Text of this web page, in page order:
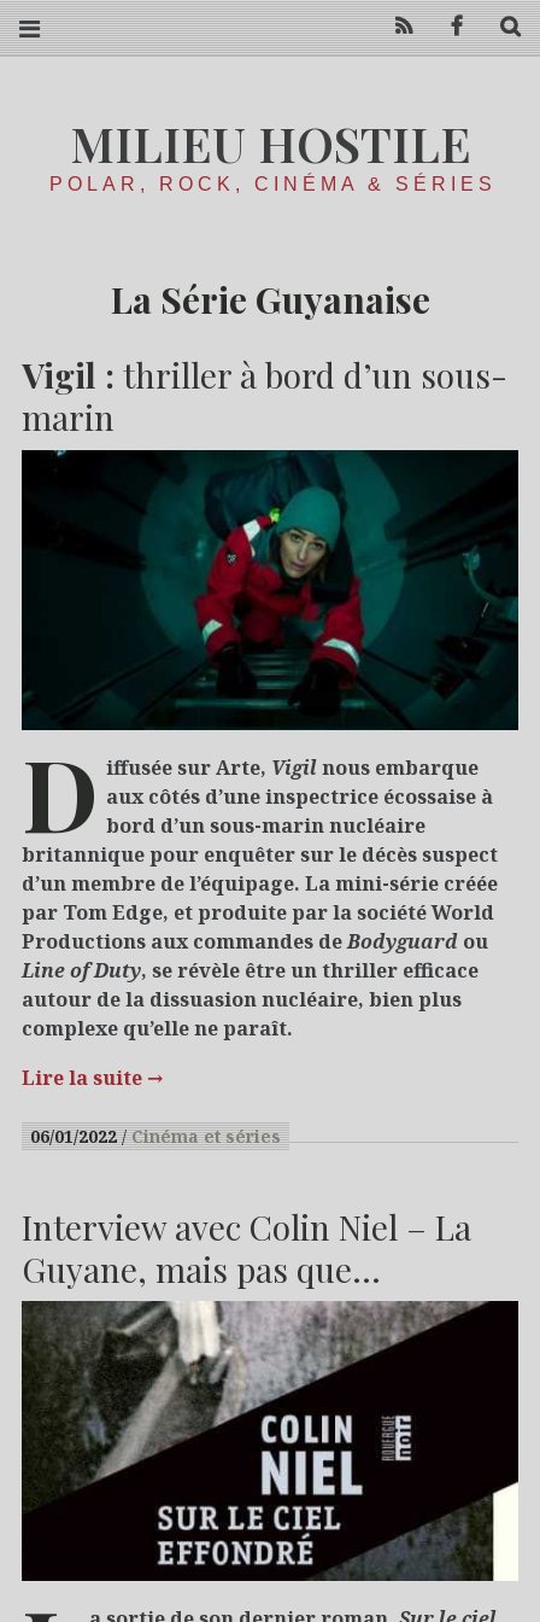
MILIEU HOSTILE
POLAR, ROCK, CINÉMA & SÉRIES
La Série Guyanaise
Vigil : thriller à bord d’un sous-
marin
D iffusée sur Arte, Vigilnous embarque
aux côtés d’une inspectrice écossaise à
bord d’un sous-marin nucléaire
britannique pour enquêter sur le décès suspect
d’un membre de l’équipage. La mini-série créée
par Tom Edge, et produite par la société World
Productions aux commandes deBodyguard ou
Line of Duty, se révèle être un thriller efficace
autour de la dissuasion nucléaire, bien plus
complexe qu’elle ne paraît.
Lire la suite →
06/01/2022 Cinéma et séries
Interview avec Colin Niel – La
Guyane, mais pas que…
RSS